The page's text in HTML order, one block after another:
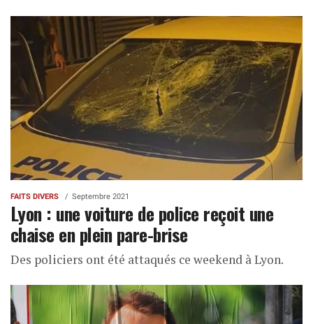
FAITS DIVERS Septembre 2021
Lyon : une voiture de police reçoit une
chaise en plein pare-brise
Des policiers ont été attaqués ce weekend à Lyon.